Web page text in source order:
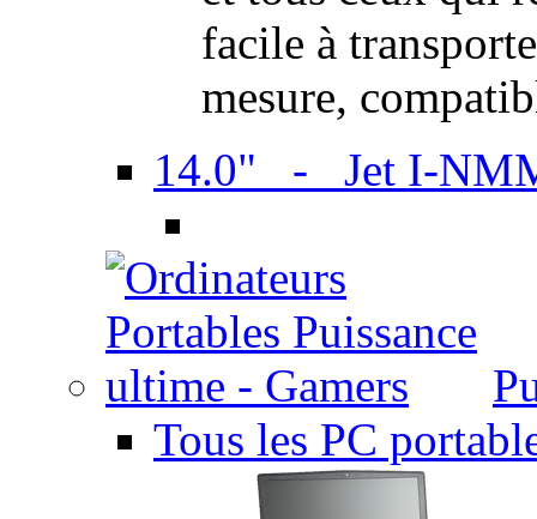
facile à
mesure,
14.0" - Jet I-
Tous les PC